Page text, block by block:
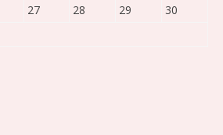
27 28 29
30